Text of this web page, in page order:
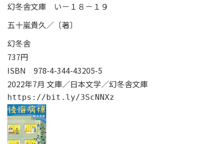
幻冬舎文庫 い－１８－１９
五十嵐貴久／〔著〕
幻冬舎
737円
ISBN 978-4-344-43205-5
2022年7月 文庫／日本文学／幻冬舎文庫
https://bit.ly/3ScNNXz